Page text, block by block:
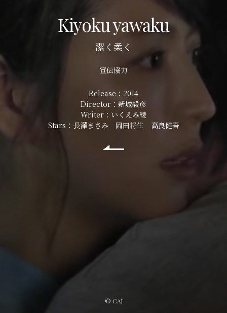
Kiyoku yawaku
潔く柔く
宣伝協力
Release：2014
Director：新城毅彦
Writer：いくえみ綾
Stars：長澤まさみ 岡田将生 高良健吾
©︎ CAJ